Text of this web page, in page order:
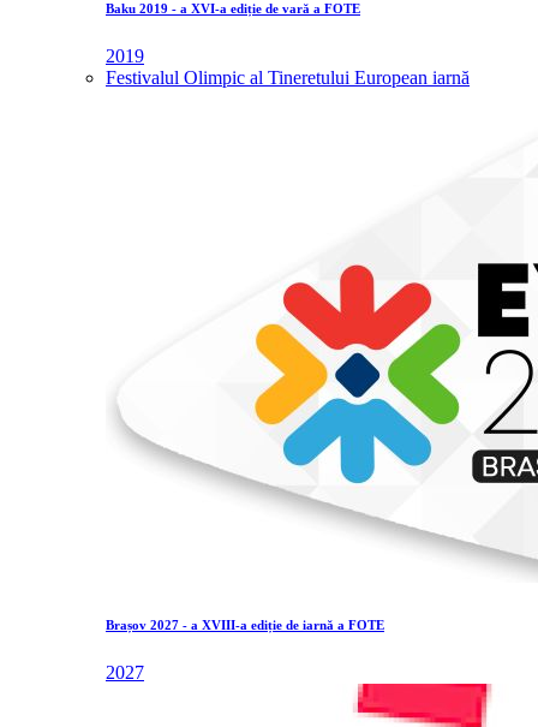
Baku 2019 - a XVI-a ediție de vară a FOTE
2019
Festivalul Olimpic al Tineretului European iarnă
Brașov 2027 - a XVIII-a ediție de iarnă a FOTE
2027